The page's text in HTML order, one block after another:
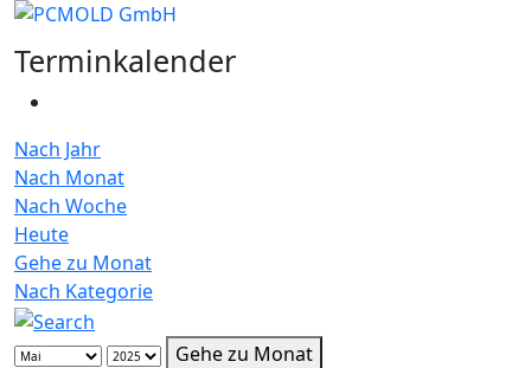
Terminkalender
Nach Jahr
Nach Monat
Nach Woche
Heute
Gehe zu Monat
Nach Kategorie
Gehe zu Monat